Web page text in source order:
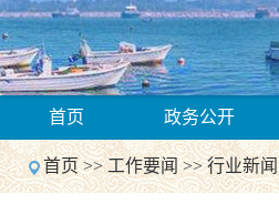
Previous
Next
1
首页 政务公开
首页>>工作要闻>>行业新闻